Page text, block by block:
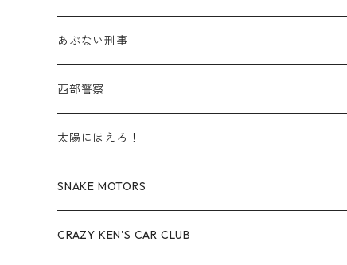
シボレー / Chevrolet
ビー・エム・ダブリュー / BMW
レクサス / LEXUS
アウディ / Audi
ロータス / LOTUS
赤箱 - 絶版（廃盤）トミカ No.60-69
赤箱 - 絶版（廃盤）トミカ No.70-79
TLV - No. LV-60-69
TLV - No. LV-70-79
TLVN - No. LV-10-19
TLVN - No. LV-60-69
乗用車
商用車・公用車
あぶない刑事
西部警察
太陽にほえろ！
SNAKE MOTORS
CRAZY KEN'S CAR CLUB